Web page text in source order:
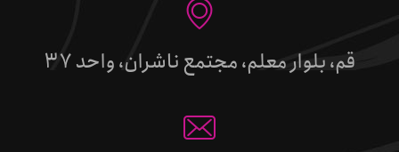
قم، بلوار معلم، مجتمع ناشران، واحد 37